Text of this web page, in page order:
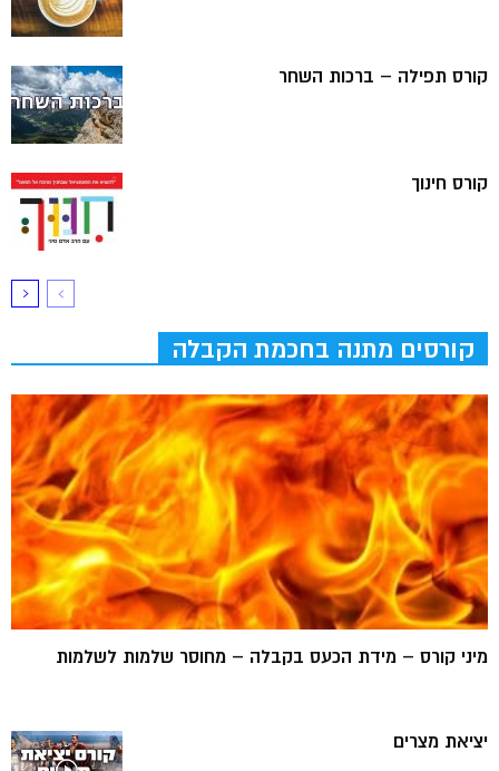
קורס תפילה – ברכות השחר
קורס חינוך
קורסים מתנה בחכמת הקבלה
מיני קורס – מידת הכעס בקבלה – מחוסר שלמות לשלמות
יציאת מצרים